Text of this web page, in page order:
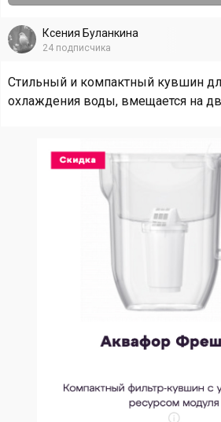
Ксения Буланкина
24 подписчика
Стильный и компактный кувшин
охлаждения воды, вмещается на